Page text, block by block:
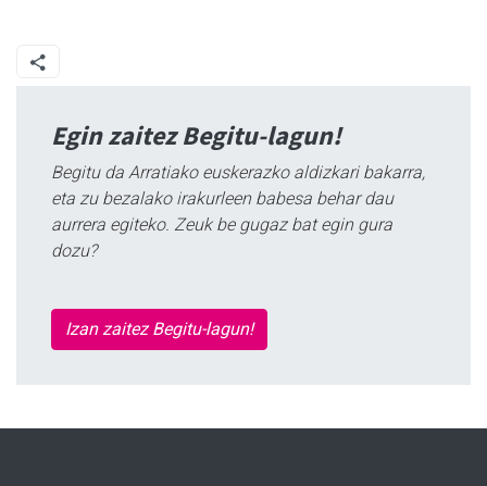
Egin zaitez Begitu-lagun!
Begitu da Arratiako euskerazko aldizkari bakarra,
eta zu bezalako irakurleen babesa behar dau
aurrera egiteko. Zeuk be gugaz bat egin gura
dozu?
Izan zaitez Begitu-lagun!